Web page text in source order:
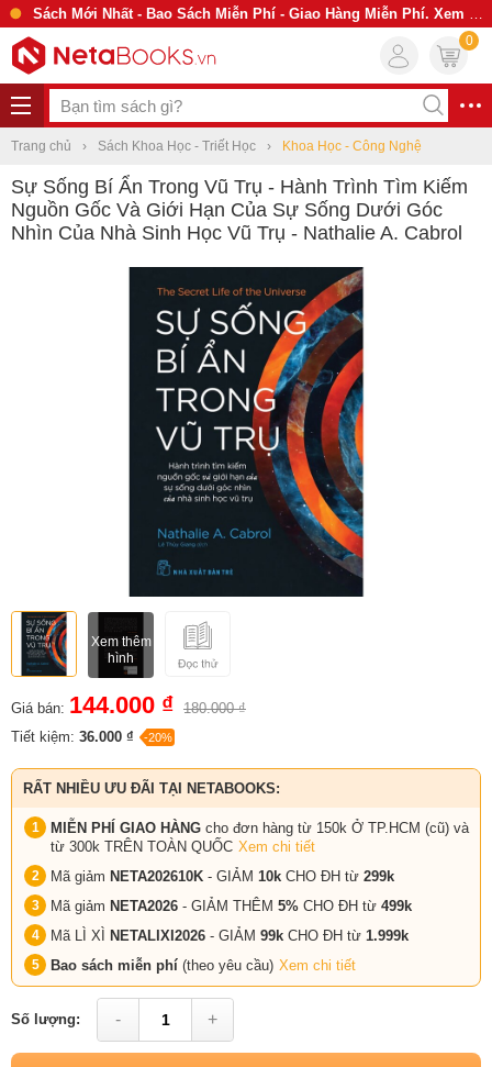
Sách Mới Nhất - Bao Sách Miễn Phí - Giao Hàng Miễn Phí. Xem Ngay
0
Trang chủ Sách Khoa Học - Triết Học Khoa Học - Công Nghệ
Sự Sống Bí Ẩn Trong Vũ Trụ - Hành Trình Tìm Kiếm
Nguồn Gốc Và Giới Hạn Của Sự Sống Dưới Góc
Nhìn Của Nhà Sinh Học Vũ Trụ - Nathalie A. Cabrol
Xem thêm
hình
Giá bán: 144.000 ₫ 180.000 ₫
Tiết kiệm: 36.000 ₫ -20%
RẤT NHIỀU ƯU ĐÃI TẠI NETABOOKS:
MIỄN PHÍ GIAO HÀNG cho đơn hàng từ 150k Ở TP.HCM (cũ) và
từ 300k TRÊN TOÀN QUỐC Xem chi tiết
Mã giảm NETA202610K - GIẢM 10k CHO ĐH từ 299k
Mã giảm NETA2026 - GIẢM THÊM 5% CHO ĐH từ 499k
Mã LÌ XÌ NETALIXI2026 - GIẢM 99k CHO ĐH từ 1.999k
Bao sách miễn phí (theo yêu cầu) Xem chi tiết
Số lượng: - +